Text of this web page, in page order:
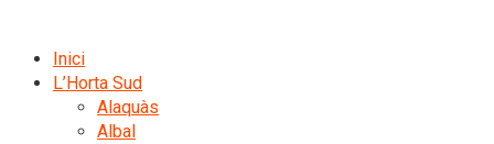
Inici
L’Horta Sud
Alaquàs
Albal